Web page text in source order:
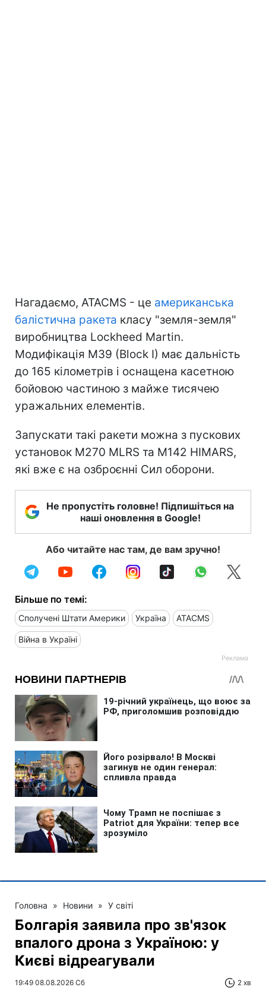
Нагадаємо, ATACMS - це американська
балістична ракета класу "земля-земля"
виробництва Lockheed Martin.
Модифікація M39 (Block I) має дальність
до 165 кілометрів і оснащена касетною
бойовою частиною з майже тисячею
уражальних елементів.
Запускати такі ракети можна з пускових
установок M270 MLRS та M142 HIMARS,
які вже є на озброєнні Сил оборони.
Не пропустіть головне! Підпишіться на
наші оновлення в Google!
Або читайте нас там, де вам зручно!
Більше по темі:
Сполучені Штати Америки Україна ATACMS
Війна в Україні
Головна » Новини » У світі
Болгарія заявила про зв'язок
впалого дрона з Україною: у
Києві відреагували
19:49 08.08.2026 Сб 2 хв